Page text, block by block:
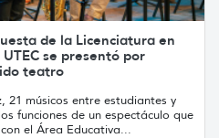
de la Licenciatura en
se presentó por
teatro
21 músicos entre estudiantes y
funciones de un espectáculo que
el Área Educativa...